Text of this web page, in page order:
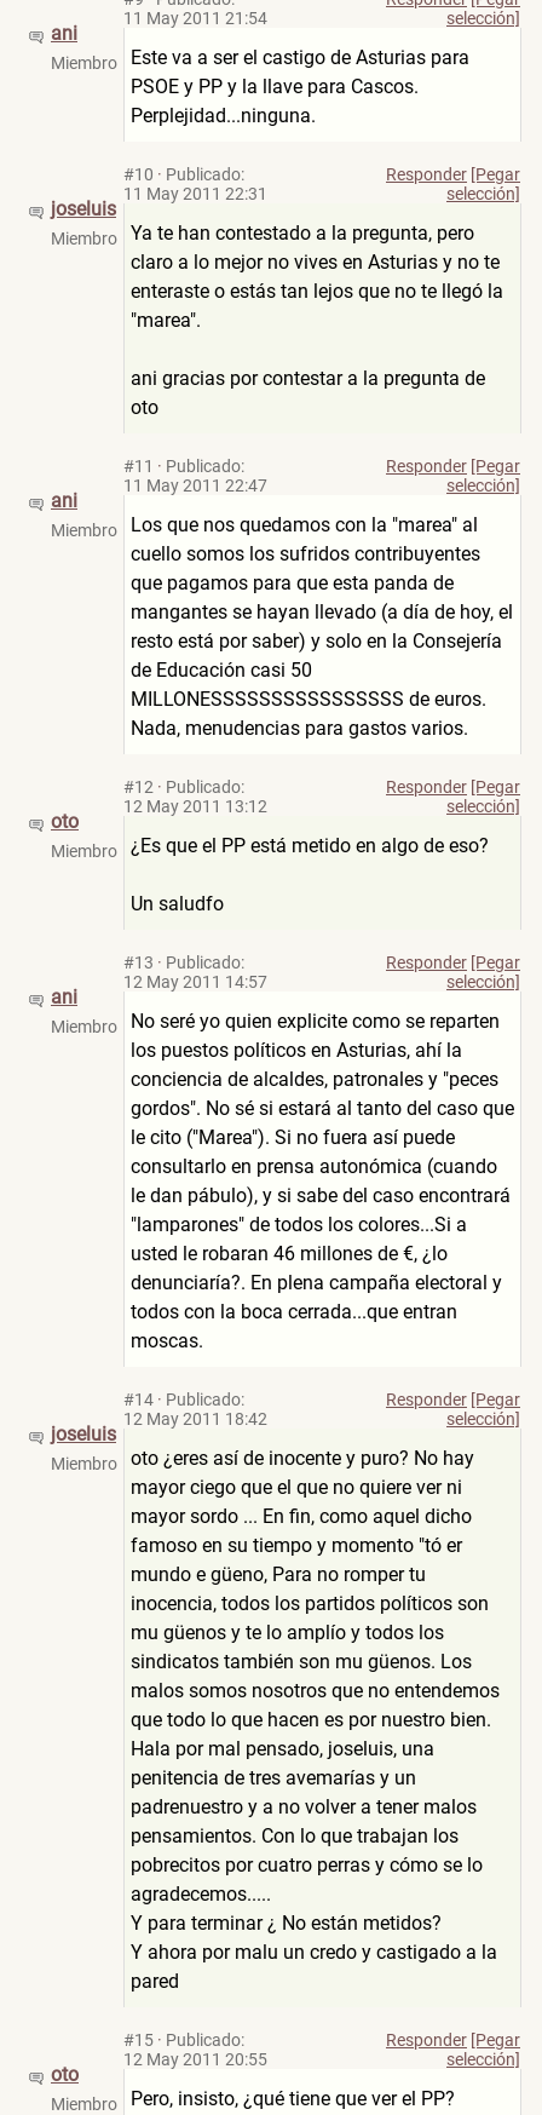
ani
Miembro
11 May 2011 21:54
selección]
Este va a ser el castigo de Asturias para
PSOE y PP y la llave para Cascos.
Perplejidad...ninguna.
joseluis
Miembro
#10 · Publicado:
11 May 2011 22:31
Responder [Pegar
selección]
Ya te han contestado a la pregunta, pero
claro a lo mejor no vives en Asturias y no te
enteraste o estás tan lejos que no te llegó la
"marea".
ani gracias por contestar a la pregunta de
oto
ani
Miembro
#11 · Publicado:
11 May 2011 22:47
Responder [Pegar
selección]
Los que nos quedamos con la "marea" al
cuello somos los sufridos contribuyentes
que pagamos para que esta panda de
mangantes se hayan llevado (a día de hoy, el
resto está por saber) y solo en la Consejería
de Educación casi 50
MILLONESSSSSSSSSSSSSSSS de euros.
Nada, menudencias para gastos varios.
oto
Miembro
#12 · Publicado:
12 May 2011 13:12
Responder [Pegar
selección]
¿Es que el PP está metido en algo de eso?
Un saludfo
ani
Miembro
#13 · Publicado:
12 May 2011 14:57
Responder [Pegar
selección]
No seré yo quien explicite como se reparten
los puestos políticos en Asturias, ahí la
conciencia de alcaldes, patronales y "peces
gordos". No sé si estará al tanto del caso que
le cito ("Marea"). Si no fuera así puede
consultarlo en prensa autonómica (cuando
le dan pábulo), y si sabe del caso encontrará
"lamparones" de todos los colores...Si a
usted le robaran 46 millones de €, ¿lo
denunciaría?. En plena campaña electoral y
todos con la boca cerrada...que entran
moscas.
joseluis
Miembro
#14 · Publicado:
12 May 2011 18:42
Responder [Pegar
selección]
oto ¿eres así de inocente y puro? No hay
mayor ciego que el que no quiere ver ni
mayor sordo ... En fin, como aquel dicho
famoso en su tiempo y momento "tó er
mundo e güeno, Para no romper tu
inocencia, todos los partidos políticos son
mu güenos y te lo amplío y todos los
sindicatos también son mu güenos. Los
malos somos nosotros que no entendemos
que todo lo que hacen es por nuestro bien.
Hala por mal pensado, joseluis, una
penitencia de tres avemarías y un
padrenuestro y a no volver a tener malos
pensamientos. Con lo que trabajan los
pobrecitos por cuatro perras y cómo se lo
agradecemos.....
Y para terminar ¿ No están metidos?
Y ahora por malu un credo y castigado a la
pared
oto
Miembro
#15 · Publicado:
12 May 2011 20:55
Responder [Pegar
selección]
Pero, insisto, ¿qué tiene que ver el PP?